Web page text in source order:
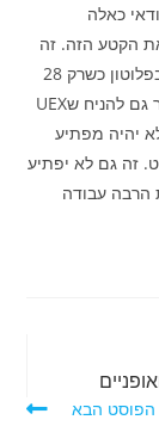
כאלה
הקטע הזה. זה
נכון במיוחד לאור הנזק העצום שחוללה סופת פוגי בפלוטון כשרק 28
רוכבים הגיעו פחות מ-13 דקות אחריו אל הקו. סביר גם להניח שUEX
יהיה מפתיע
זה גם לא יפתיע
הרבה עבודה
הפוסט הבא